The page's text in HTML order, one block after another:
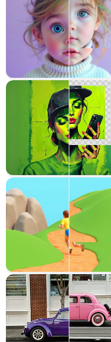
Réimaginer
Extension d'image
Effacer tout